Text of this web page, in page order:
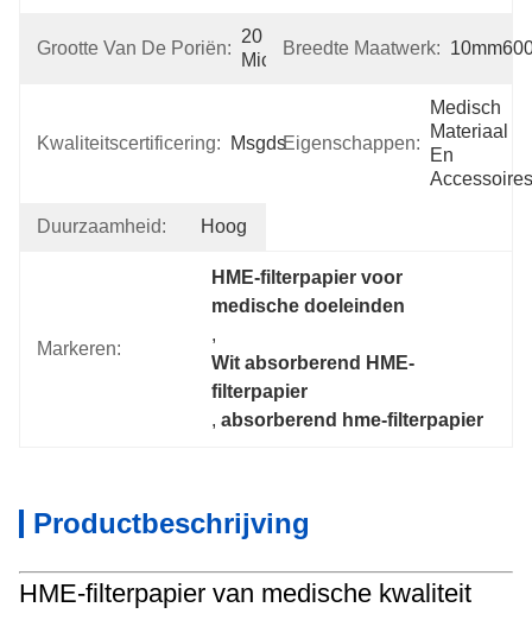
Grootte Van De Poriën:
20
Micron
Breedte Maatwerk:
Kwaliteitscertificering: MsgdsEigenschappen:
Medisch
Materiaal
En
Accessoires
Duurzaamheid: Hoog
Markeren:
HME-filterpapier voor
medische doeleinden
,
Wit absorberend HME-
filterpapier
, absorberend hme-filterpapier
Productbeschrijving
HME-filterpapier van medische kwaliteit